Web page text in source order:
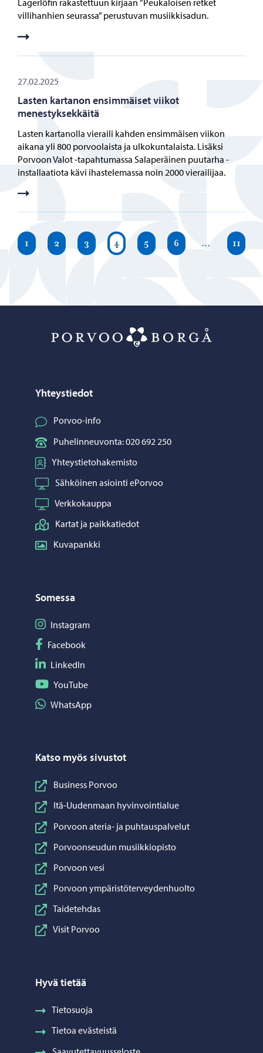
Lagerlöfin rakastettuun kirjaan ”Peukaloisen retket
villihanhien seurassa” perustuvan musiikkisadun.
27.02.2025
Lasten kartanon ensimmäiset viikot
menestyksekkäitä
Lasten kartanolla vieraili kahden ensimmäisen viikon
aikana yli 800 porvoolaista ja ulkokuntalaista. Lisäksi
Porvoon Valot -tapahtumassa Salaperäinen puutarha -
installaatiota kävi ihastelemassa noin 2000 vierailijaa.
1 2 3 4 5 6 … 11
Yhteystiedot
Porvoo-info
Puhelinneuvonta: 020 692 250
Yhteystietohakemisto
Sähköinen asiointi ePorvoo
Verkkokauppa
Kartat ja paikkatiedot
Kuvapankki
Somessa
Seuraa Instagram
Instagram
Seuraa Facebook
Facebook
Seuraa LinkedIn
LinkedIn
Seuraa YouTube
YouTube
Jaa WhatsApp
WhatsApp
Katso myös sivustot
Business Porvoo
Itä-Uudenmaan hyvinvointialue
Porvoon ateria- ja puhtauspalvelut
Porvoonseudun musiikkiopisto
Porvoon vesi
Porvoon ympäristöterveydenhuolto
Taidetehdas
Visit Porvoo
Hyvä tietää
Tietosuoja
Tietoa evästeistä